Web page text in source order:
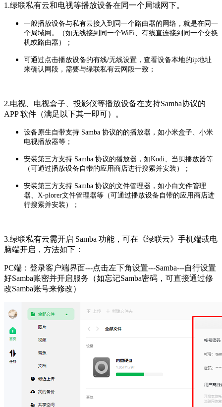
1.绿联私有云和电视等播放设备在同一个局域网下。
一般播放设备与私有云接入到同一个路由器的网络，就是在同一
个局域网。（如无线接到同一个WiFi、有线直连接到同一个交换
机或路由器）；
可通过点击播放设备的有线/无线设置，查看设备本地的ip地址
来确认网段，需要与绿联私有云网段一致；
2.电视、电视盒子、投影仪等播放设备在支持Samba协议的
APP 软件（满足以下其一即可）。
设备原生自带支持 Samba 协议的的播放器，如小米盒子、小米
电视播放器等；
安装第三方支持 Samba 协议的播放器，如Kodi、当贝播放器等
（可通过播放设备自带的应用商店进行搜索并安装）；
安装第三方支持 Samba 协议的文件管理器，如小白文件管理
器、X-plorer文件管理器等（可通过播放设备自带的应用商店进
行搜索并安装）；
3.绿联私有云需开启 Samba 功能，可在《绿联云》手机端或电
脑端开启，方法如下：
PC端：登录客户端界面---点击左下角设置---Samba---自行设置
好Samba账密并开启服务（如忘记Samba密码，可直接通过修
改Samba账号来修改）